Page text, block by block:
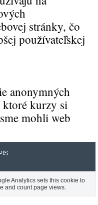
stránky, čo
používateľskej
anonymných
ktoré kurzy si
mohli web
Analytics sets this cookie to
and count page views.